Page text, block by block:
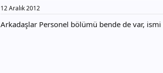
12 Aralık 2012
Arkadaşlar Personel bölümü bende de var, ismi